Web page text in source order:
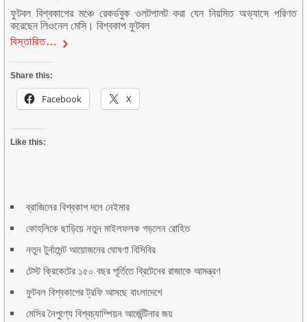
ফুটবল বিশ্বকাপের মঞ্চে রেকর্ডবুক ওলটপালট করা যেন নিয়মিত অভ্যাসে পরিণত
করেছেন লিওনেল মেসি। বিশ্বকাপ ফুটবল
বিস্তারিত…
Share this:
Facebook X
Like this:
ব্রাজিলের বিশ্বকাপ দলে নেইমার
কোহলিকে ছাড়িয়ে নতুন মাইলফলক গড়লেন রোহিত
নতুন টুর্নামেন্ট আয়োজনের ঘোষণা বিসিবির
টেস্ট ক্রিকেটের ১৫০ বছর পূর্তিতে ব্রিটেনের রাজাকে আমন্ত্রণ
ফুটবল বিশ্বকাপের ট্রফি আসছে বাংলাদেশে
মেসির নৈপুণ্যে বিশ্বচ্যাম্পিয়ন আর্জেন্টিনার জয়